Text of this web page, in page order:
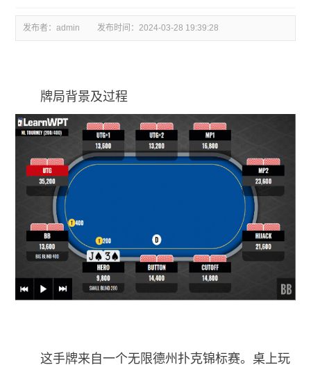
发布者：admin 发布时间：2024-03-28 19:39:28
牌局背景及过程
这手牌来自一个无限德州扑克锦标赛。桌上玩